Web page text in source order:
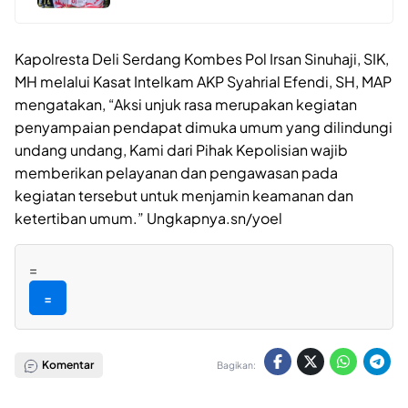
Kapolresta Deli Serdang Kombes Pol Irsan Sinuhaji, SIK,
MH melalui Kasat Intelkam AKP Syahrial Efendi, SH, MAP
mengatakan, “Aksi unjuk rasa merupakan kegiatan
penyampaian pendapat dimuka umum yang dilindungi
undang undang, Kami dari Pihak Kepolisian wajib
memberikan pelayanan dan pengawasan pada
kegiatan tersebut untuk menjamin keamanan dan
ketertiban umum.” Ungkapnya.sn/yoel
=
=
Komentar Bagikan: